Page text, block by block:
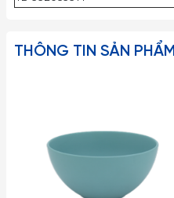
THÔNG TIN SẢN PHẨM